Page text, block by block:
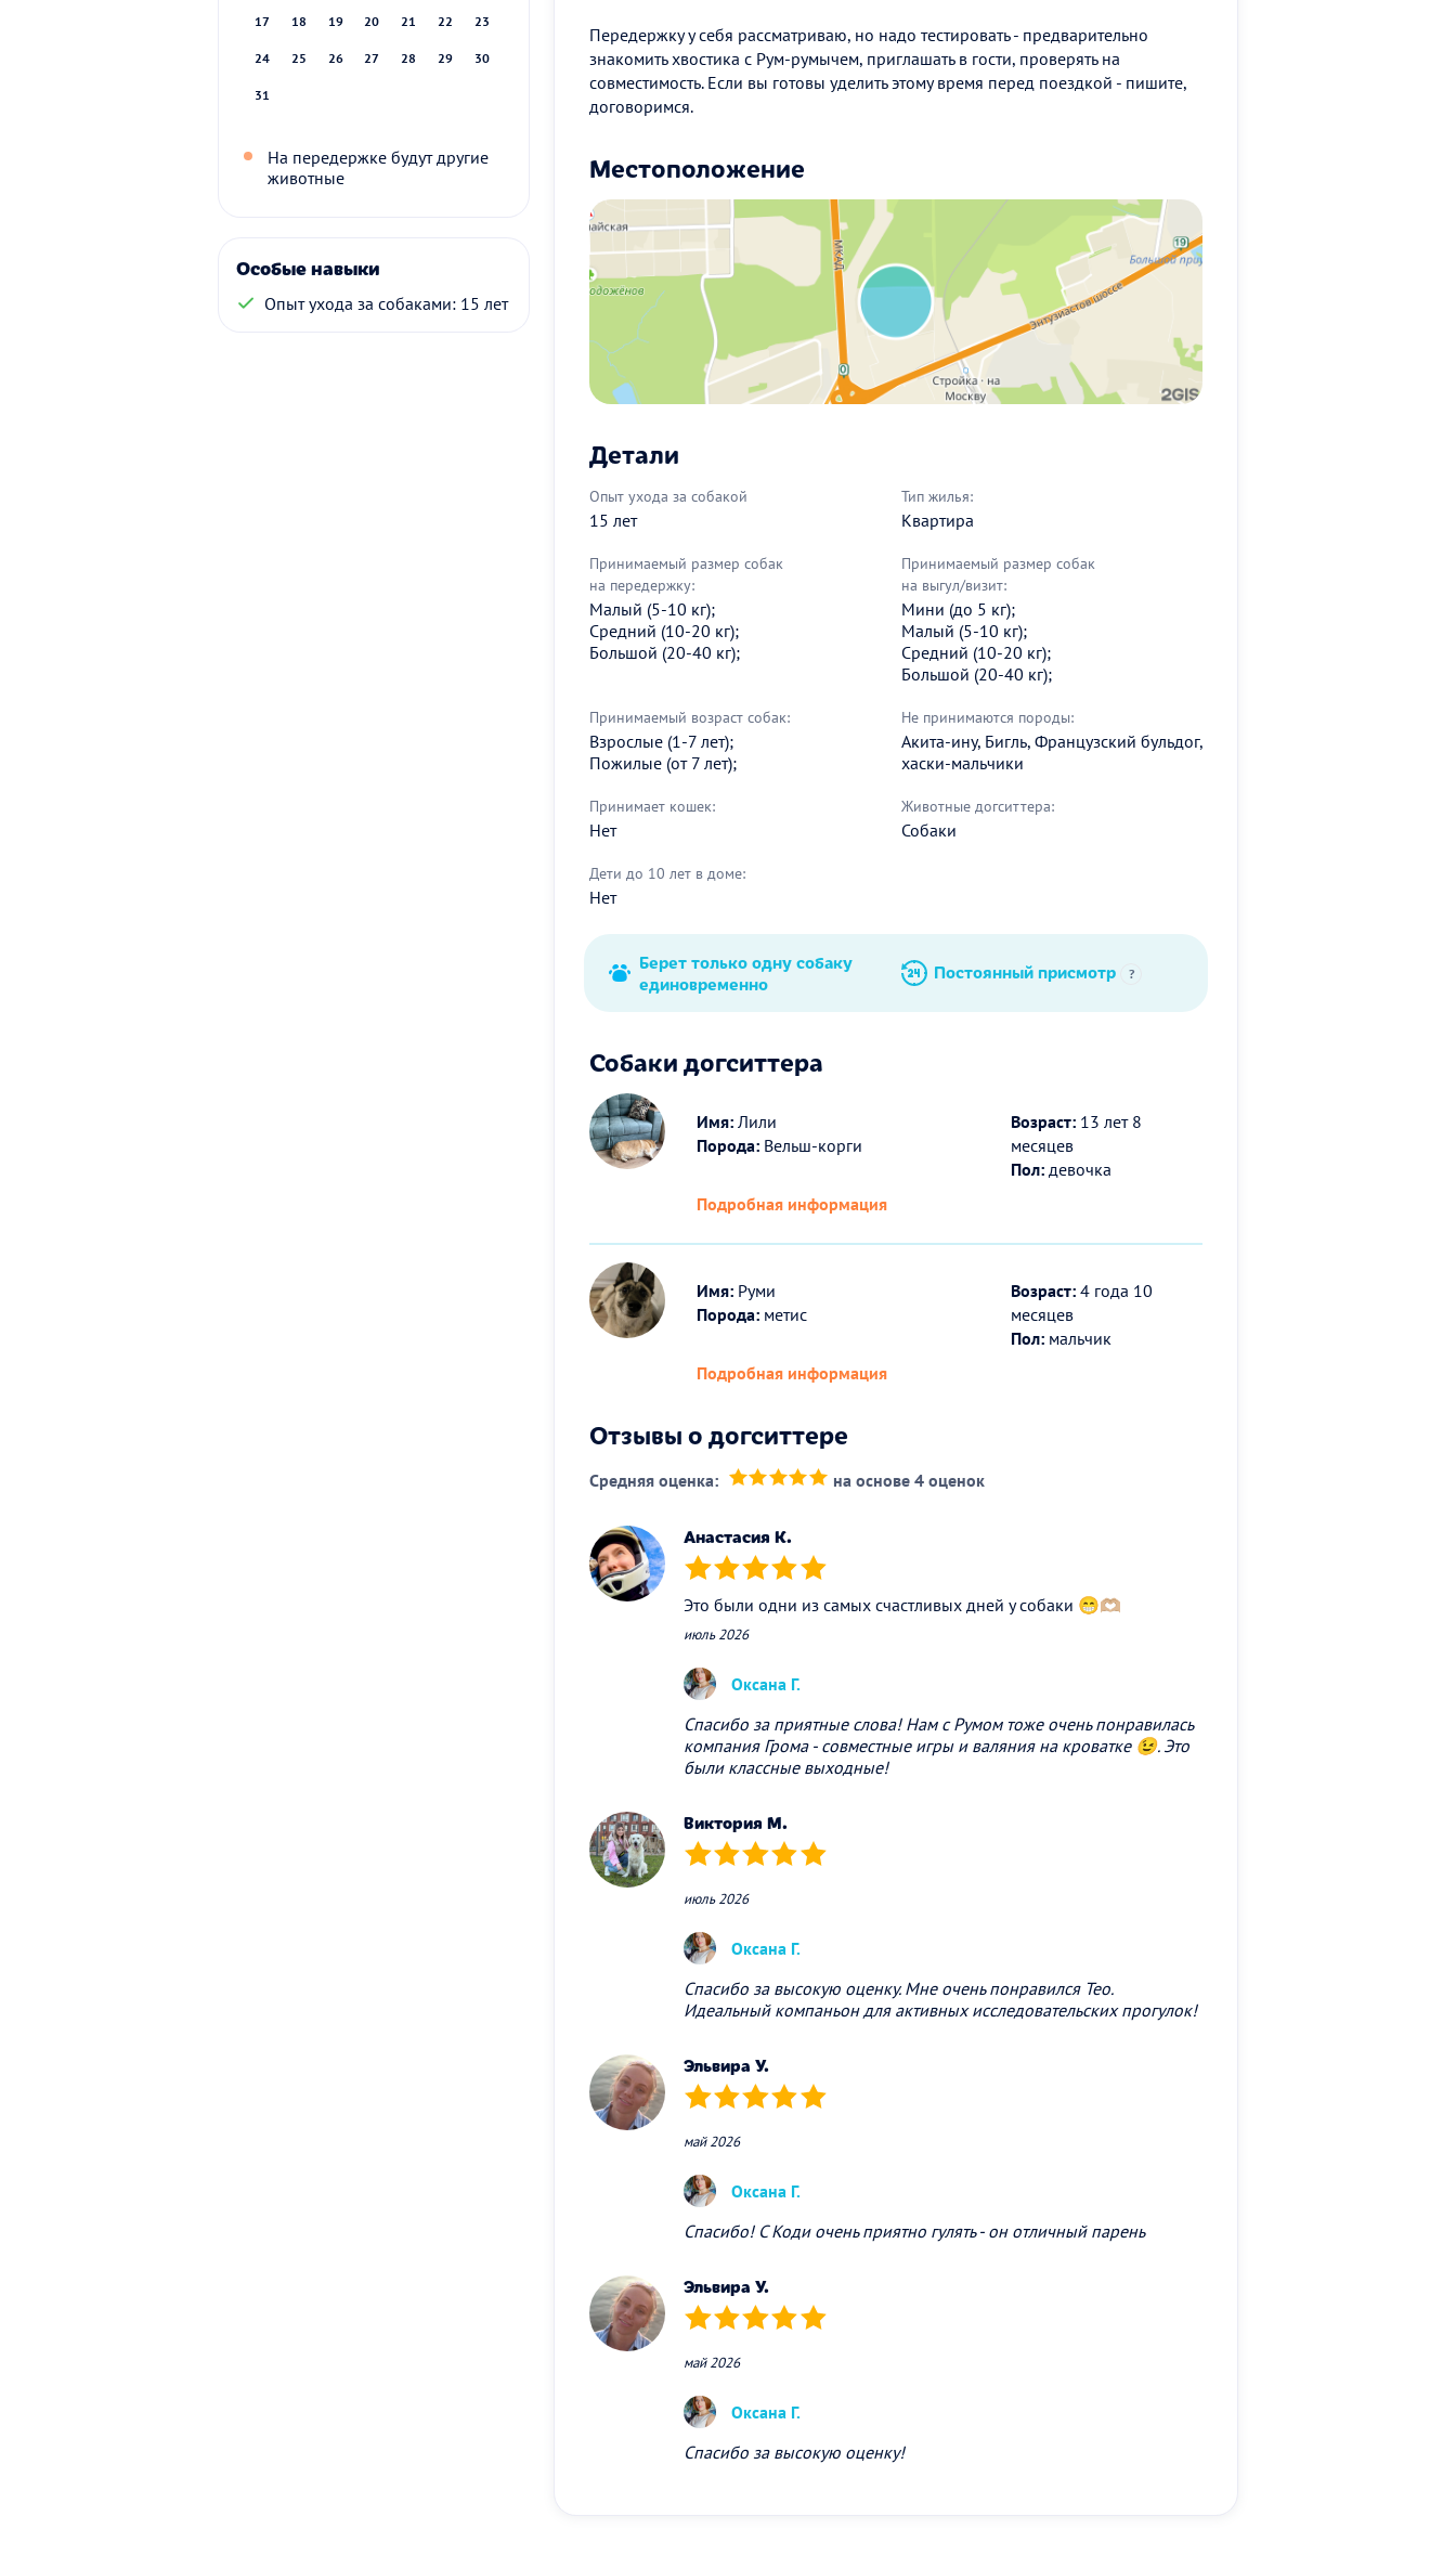
17 18 19 20 21 22 23
24 25 26 27 28 29 30
31
На передержке будут другие
животные
Особые навыки
Опыт ухода за собаками: 15 лет
Передержку у себя рассматриваю, но надо тестировать - предварительно
знакомить хвостика с Рум-румычем, приглашать в гости, проверять на
совместимость. Если вы готовы уделить этому время перед поездкой - пишите,
договоримся.
Местоположение
Детали
Опыт ухода за собакой
15 лет
Тип жилья:
Квартира
Принимаемый размер собак
на передержку:
Малый (5-10 кг);
Средний (10-20 кг);
Большой (20-40 кг);
Принимаемый размер собак
на выгул/визит:
Мини (до 5 кг);
Малый (5-10 кг);
Средний (10-20 кг);
Большой (20-40 кг);
Принимаемый возраст собак:
Взрослые (1-7 лет);
Пожилые (от 7 лет);
Не принимаются породы:
Акита-ину, Бигль, Французский бульдог,
хаски-мальчики
Принимает кошек:
Нет
Животные догситтера:
Собаки
Дети до 10 лет в доме:
Нет
Берет только одну собаку
единовременно
Постоянный присмотр ?
Собаки догситтера
Имя: Лили
Порода: Вельш-корги
Возраст: 13 лет 8
месяцев
Пол: девочка
Подробная информация
Имя: Руми
Порода: метис
Возраст: 4 года 10
месяцев
Пол: мальчик
Подробная информация
Отзывы о догситтере
Средняя оценка: на основе 4 оценок
Анастасия К.
(*) (*) (*) (*) (*)
Это были одни из самых счастливых дней у собаки 😁🫶🏼
июль 2026
Оксана Г.
Спасибо за приятные слова! Нам с Румом тоже очень понравилась
компания Грома - совместные игры и валяния на кроватке 😉. Это
были классные выходные!
Виктория М.
(*) (*) (*) (*) (*)
июль 2026
Оксана Г.
Спасибо за высокую оценку. Мне очень понравился Тео.
Идеальный компаньон для активных исследовательских прогулок!
Эльвира У.
(*) (*) (*) (*) (*)
май 2026
Оксана Г.
Спасибо! С Коди очень приятно гулять - он отличный парень
Эльвира У.
(*) (*) (*) (*) (*)
май 2026
Оксана Г.
Спасибо за высокую оценку!